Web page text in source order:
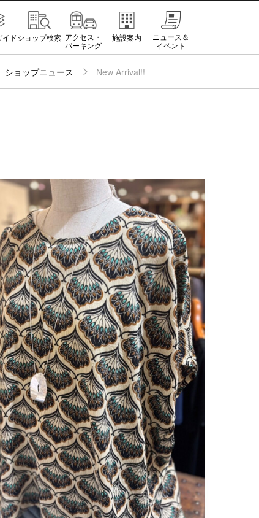
イドショップ検索 アクセス・
パーキング
施設案内
ニュース＆
イベント
ショップニュース New Arrival!!